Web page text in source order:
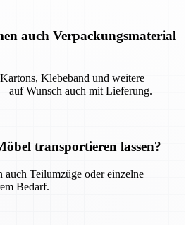
auch Verpackungsmaterial
Klebeband und weitere
auf Wunsch auch mit Lieferung.
transportieren lassen?
Teilumzüge oder einzelne
Bedarf.